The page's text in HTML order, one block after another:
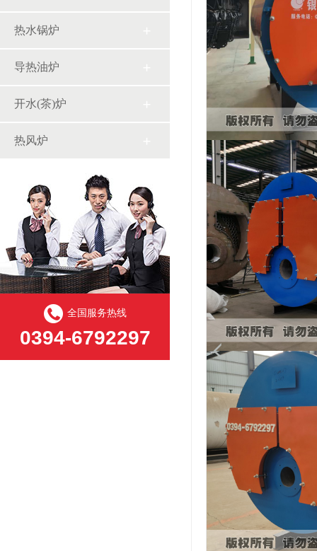
热水锅炉
导热油炉
开水(茶)炉
热风炉
全国服务热线
0394-6792297